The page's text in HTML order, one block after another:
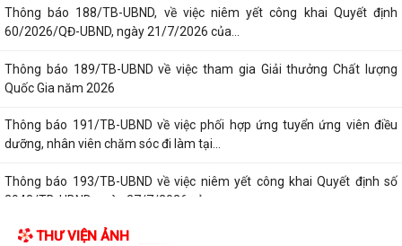
Thông báo 188/TB-UBND, về việc niêm yết công khai Quyết định
60/2026/QĐ-UBND, ngày 21/7/2026 của...
Thông báo 189/TB-UBND về việc tham gia Giải thưởng Chất lượng
Quốc Gia năm 2026
Thông báo 191/TB-UBND về việc phối hợp ứng tuyển ứng viên điều
dưỡng, nhân viên chăm sóc đi làm tại...
Thông báo 193/TB-UBND về việc niêm yết công khai Quyết định số
2943/TB-UBND, ngày 27/7/2026 của...
THƯ VIỆN ẢNH